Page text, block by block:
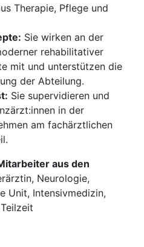
Therapie, Pflege und
Sie wirken an der
rehabilitativer
mit und unterstützen die
der Abteilung.
Sie supervidieren und
in der
am fachärztlichen
aus den
Neurologie,
Unit, Intensivmedizin,